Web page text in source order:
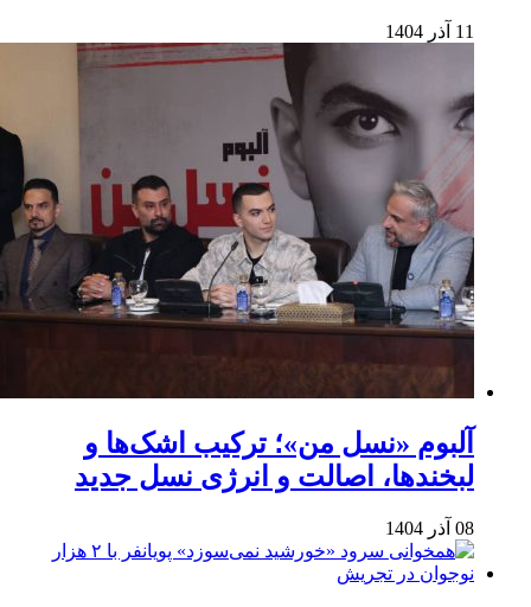
11 آذر 1404
آلبوم «نسل من»؛ ترکیب اشک‌ها و
لبخندها، اصالت و انرژی نسل جدید
08 آذر 1404